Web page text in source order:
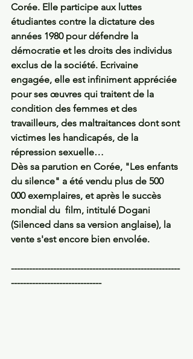
Corée. Elle participe aux luttes
étudiantes contre la dictature des
années 1980 pour défendre la
démocratie et les droits des individus
exclus de la société. Ecrivaine
engagée, elle est infiniment appréciée
pour ses œuvres qui traitent de la
condition des femmes et des
travailleurs, des maltraitances dont sont
victimes les handicapés, de la
répression sexuelle…
Dès sa parution en Corée, "Les enfants
du silence" a été vendu plus de 500
000 exemplaires, et après le succès
mondial du  film, intitulé Dogani
(Silenced dans sa version anglaise), la
vente s'est encore bien envolée.
--------------------------------------------------------
------------------------------